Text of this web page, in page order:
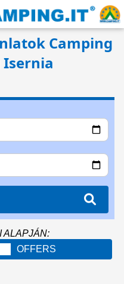
Camping
Isernia
ALAPJÁN:
OFFERS